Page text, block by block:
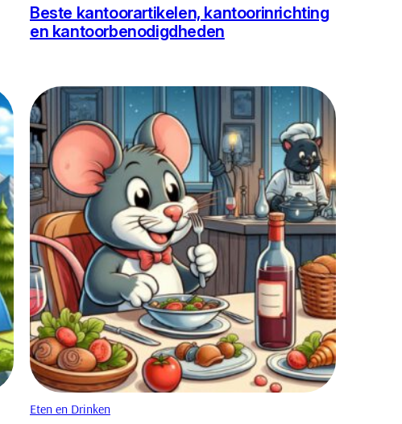
Beste kantoorartikelen, kantoorinrichting
en kantoorbenodigdheden
Eten en Drinken